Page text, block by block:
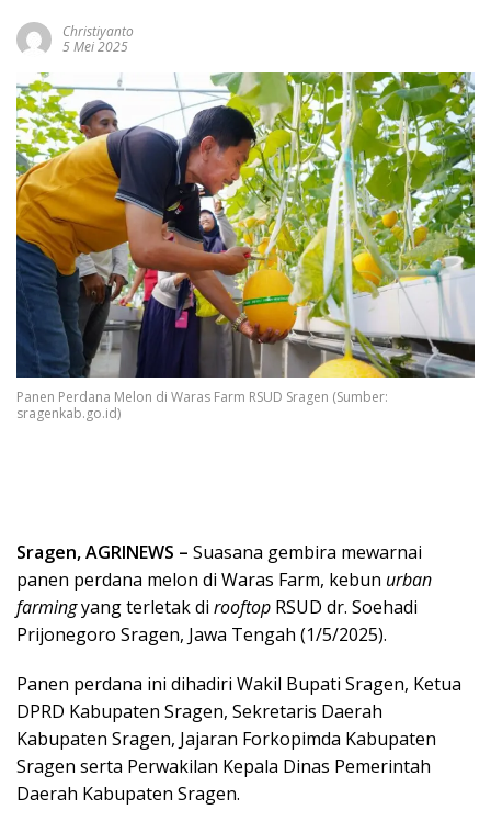
Christiyanto
5 Mei 2025
Panen Perdana Melon di Waras Farm RSUD Sragen (Sumber:
sragenkab.go.id)
Sragen, AGRINEWS – Suasana gembira mewarnai
panen perdana melon di Waras Farm, kebun urban
farmingyang terletak di rooftop RSUD dr. Soehadi
Prijonegoro Sragen, Jawa Tengah (1/5/2025).
Panen perdana ini dihadiri Wakil Bupati Sragen, Ketua
DPRD Kabupaten Sragen, Sekretaris Daerah
Kabupaten Sragen, Jajaran Forkopimda Kabupaten
Sragen serta Perwakilan Kepala Dinas Pemerintah
Daerah Kabupaten Sragen.